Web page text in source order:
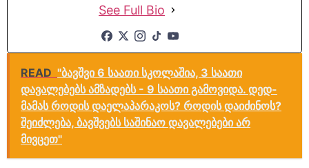
See Full Bio
READ "ბავშვი 6 საათი სკოლაშია, 3 საათი
დავალებებს ამზადებს - 9 საათი გამოვიდა. დედ-
მამას როდის დაელაპარაკოს? როდის დაიძინოს?
შეიძლება, ბავშვებს საშინაო დავალებები არ
მივცეთ"